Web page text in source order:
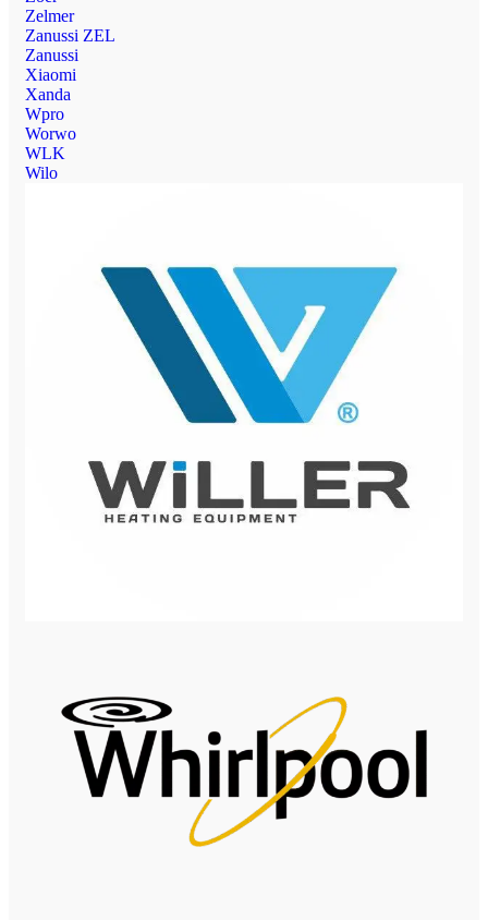
Zelmer
Zanussi ZEL
Zanussi
Xiaomi
Xanda
Wpro
Worwo
WLK
Wilo